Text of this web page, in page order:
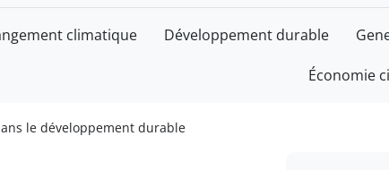
climatique Développement durable
Économie
le développement durable